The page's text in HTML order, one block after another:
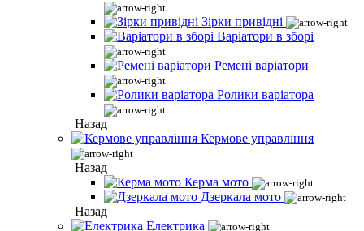
Зірки привідні
Варіатори в зборі
Ремені варіатори
Ролики варіатора
Назад
Кермове управління
Назад
Керма мото
Дзеркала мото
Назад
Електрика